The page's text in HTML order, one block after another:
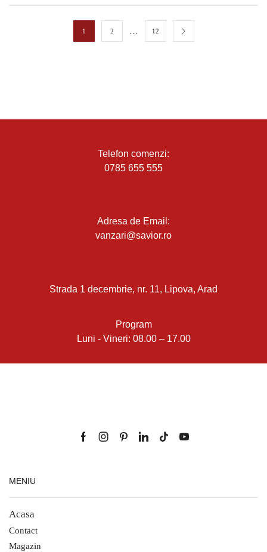
1 2 … 12
Telefon comenzi:
0785 655 555
Adresa de Email:
vanzari@savior.ro
Strada 1 decembrie, nr. 11, Lipova, Arad
Program
Luni - Vineri: 08.00 – 17.00
MENIU
Acasa
Contact
Magazin